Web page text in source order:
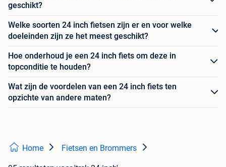
geschikt?
Welke soorten 24 inch fietsen zijn er en voor welke
doeleinden zijn ze het meest geschikt?
Hoe onderhoud je een 24 inch fiets om deze in
topconditie te houden?
Wat zijn de voordelen van een 24 inch fiets ten
opzichte van andere maten?
Home Fietsen en Brommers